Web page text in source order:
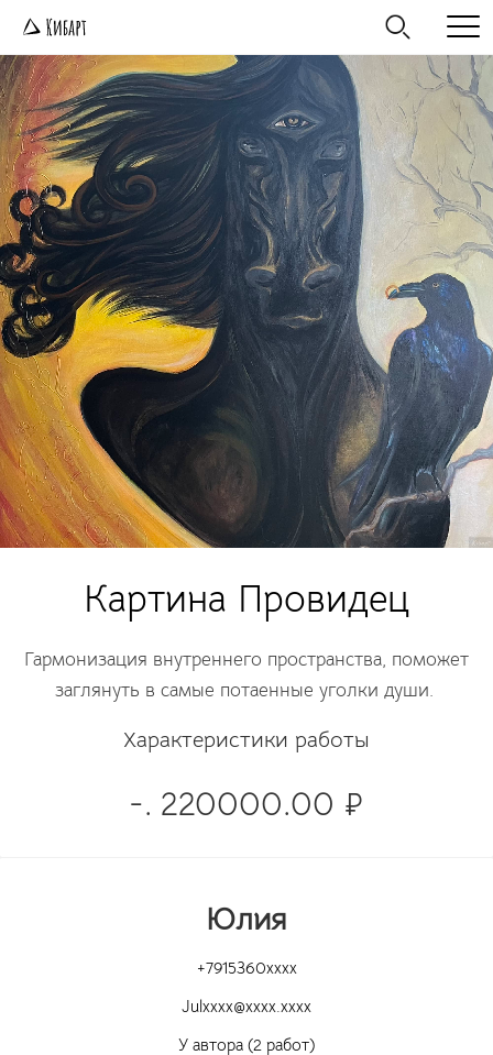
Картина Провидец
Гармонизация внутреннего пространства, поможет
заглянуть в самые потаенные уголки души.
Характеристики работы
-. 220000.00 ₽
Юлия
+7915360xxxx
Julxxxx@xxxx.xxxx
У автора (2 работ)